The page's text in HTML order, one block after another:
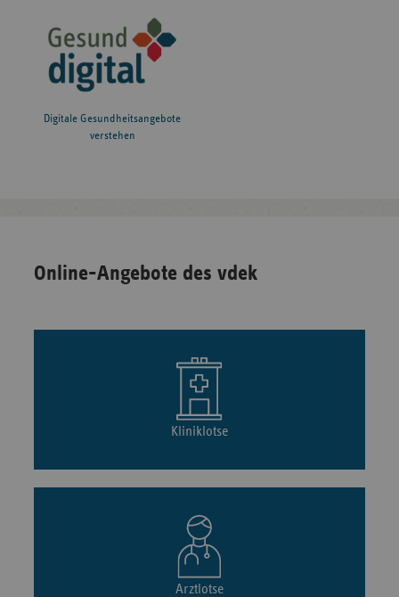
Digitale Gesundheitsangebote
verstehen
Online-Angebote des vdek
Kliniklotse
Arztlotse